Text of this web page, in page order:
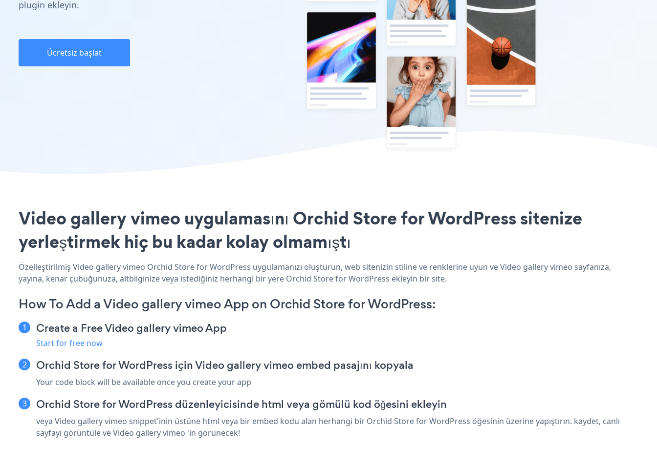
plugin ekleyin.
Ücretsiz başlat
Video gallery vimeo uygulamasını Orchid Store for WordPress sitenize
yerleştirmek hiç bu kadar kolay olmamıştı
Özelleştirilmiş Video gallery vimeo Orchid Store for WordPress uygulamanızı oluşturun, web sitenizin stiline ve renklerine uyun ve Video gallery vimeo sayfanıza,
yayına, kenar çubuğunuza, altbilginize veya istediğiniz herhangi bir yere Orchid Store for WordPress ekleyin bir site.
How To Add a Video gallery vimeo App on Orchid Store for WordPress:
Create a Free Video gallery vimeo App
Start for free now
Orchid Store for WordPress için Video gallery vimeo embed pasajını kopyala
Your code block will be available once you create your app
Orchid Store for WordPress düzenleyicisinde html veya gömülü kod öğesini ekleyin
veya Video gallery vimeo snippet'inin üstüne html veya bir embed kodu alan herhangi bir Orchid Store for WordPress öğesinin üzerine yapıştırın. kaydet, canlı
sayfayı görüntüle ve Video gallery vimeo 'in görünecek!